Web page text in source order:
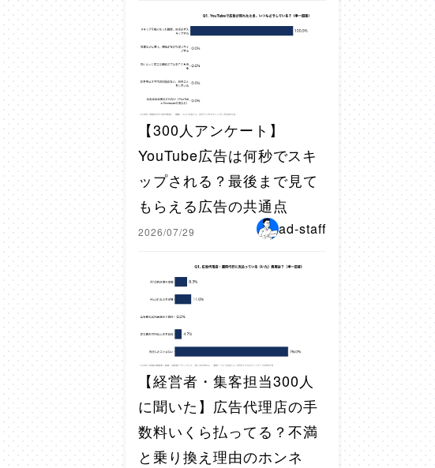
【300人アンケート】
YouTube広告は何秒でスキ
ップされる？最後まで見て
もらえる広告の共通点
2026/07/29 ad-staff
【経営者・集客担当300人
に聞いた】広告代理店の手
数料いくら払ってる？不満
と乗り換え理由のホンネ